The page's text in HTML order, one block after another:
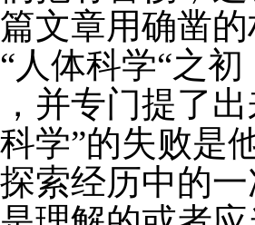
文章用确凿
人体科学“之
并专门提了
学”的失败是
索经历中的